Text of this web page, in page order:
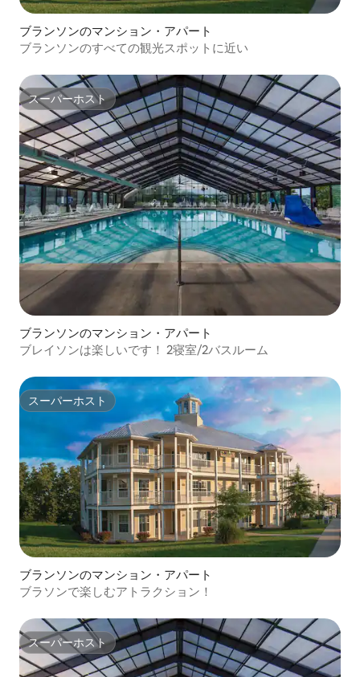
ブランソンのマンション・アパート
ブランソンのすべての観光スポットに近い
スーパーホスト
スーパーホスト
ブランソンのマンション・アパート
ブレイソンは楽しいです！ 2寝室/2バスルーム
スーパーホスト
スーパーホスト
ブランソンのマンション・アパート
ブラソンで楽しむアトラクション！
スーパーホスト
スーパーホスト